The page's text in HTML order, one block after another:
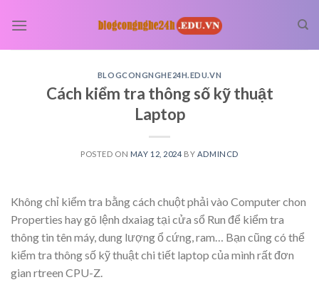
BLOGCONGNGHE24H.EDU.VN
Cách kiểm tra thông số kỹ thuật
Laptop
POSTED ON MAY 12, 2024 BY ADMINCD
Không chỉ kiểm tra bằng cách chuột phải vào Computer chon
Properties hay gõ lệnh dxaiag tại cửa sổ Run để kiểm tra
thông tin tên máy, dung lượng ổ cứng, ram… Bạn cũng có thể
kiểm tra thông số kỹ thuật chi tiết laptop của mình rất đơn
gian rtreen CPU-Z.